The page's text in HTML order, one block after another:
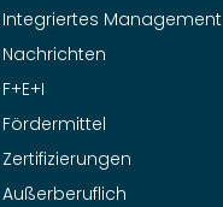
Integriertes Management
Nachrichten
F+E+I
Fördermittel
Zertifizierungen
Außerberuflich